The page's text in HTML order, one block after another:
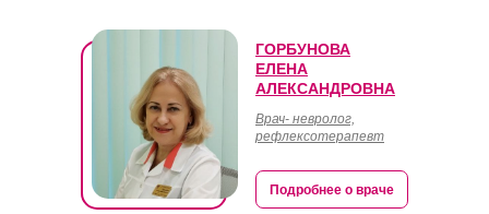
ГОРБУНОВА
ЕЛЕНА
АЛЕКСАНДРОВНА
Врач- невролог,
рефлексотерапевт
Подробнее о враче